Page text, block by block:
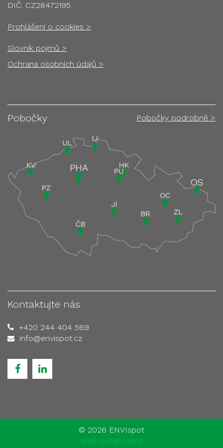
DIČ: CZ28472195
Prohlášení o cookies >
Slovník pojmů >
Ochrana osobních údajů >
Pobočky Pobočky podrobně >
Kontaktujte nás
+420 244 404 569
info@envispot.cz
© 2026 ENVIspot
web Design dílna